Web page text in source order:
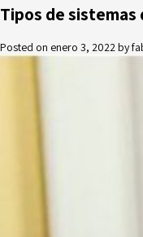
Tipos de sistemas
Posted on enero 3, 2022by